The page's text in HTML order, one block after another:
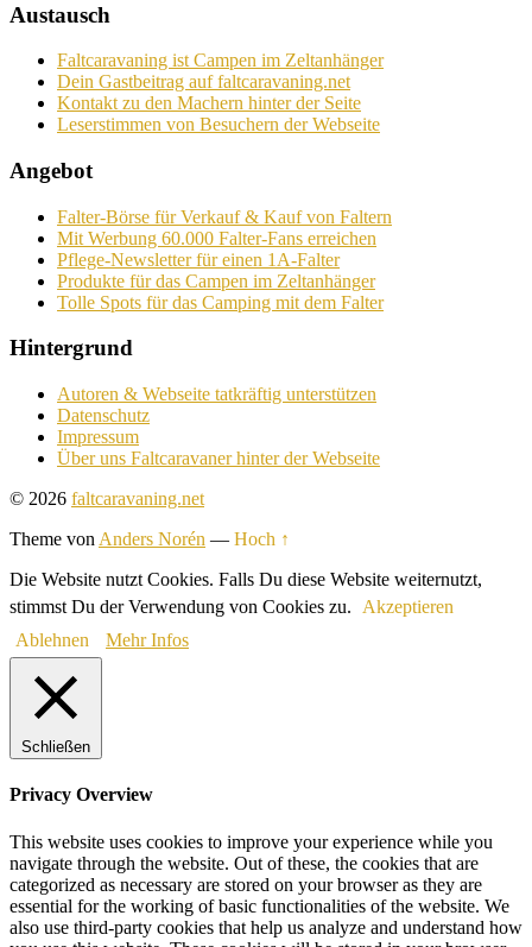
Austausch
Faltcaravaning ist Campen im Zeltanhänger
Dein Gastbeitrag auf faltcaravaning.net
Kontakt zu den Machern hinter der Seite
Leserstimmen von Besuchern der Webseite
Angebot
Falter-Börse für Verkauf & Kauf von Faltern
Mit Werbung 60.000 Falter-Fans erreichen
Pflege-Newsletter für einen 1A-Falter
Produkte für das Campen im Zeltanhänger
Tolle Spots für das Camping mit dem Falter
Hintergrund
Autoren & Webseite tatkräftig unterstützen
Datenschutz
Impressum
Über uns Faltcaravaner hinter der Webseite
© 2026 faltcaravaning.net
Theme von Anders Norén — Hoch ↑
Die Website nutzt Cookies. Falls Du diese Website weiternutzt,
stimmst Du der Verwendung von Cookies zu.
Akzeptieren
Ablehnen
Mehr Infos
Schließen
Privacy Overview
This website uses cookies to improve your experience while you
navigate through the website. Out of these, the cookies that are
categorized as necessary are stored on your browser as they are
essential for the working of basic functionalities of the website. We
also use third-party cookies that help us analyze and understand how